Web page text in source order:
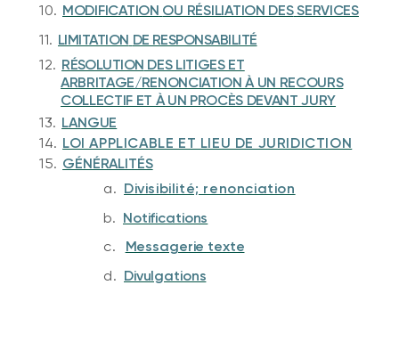
10. MODIFICATION OU RÉSILIATION DESSERVICES
11. LIMITATION DE RESPONSABILITÉ
12. RÉSOLUTION DES LITIGES ET
ARBRITAGE/RENONCIATION À UN RECOURS
COLLECTIF ET À UN PROCÈS DEVANT JURY
13. LANGUE
14. LOI APPLICABLE ET LIEU DE JURIDICTION
15. GÉNÉRALITÉS
a. Divisibilité; renonciation
b. Notifications
c.
Messagerie texte
d. Divulgations